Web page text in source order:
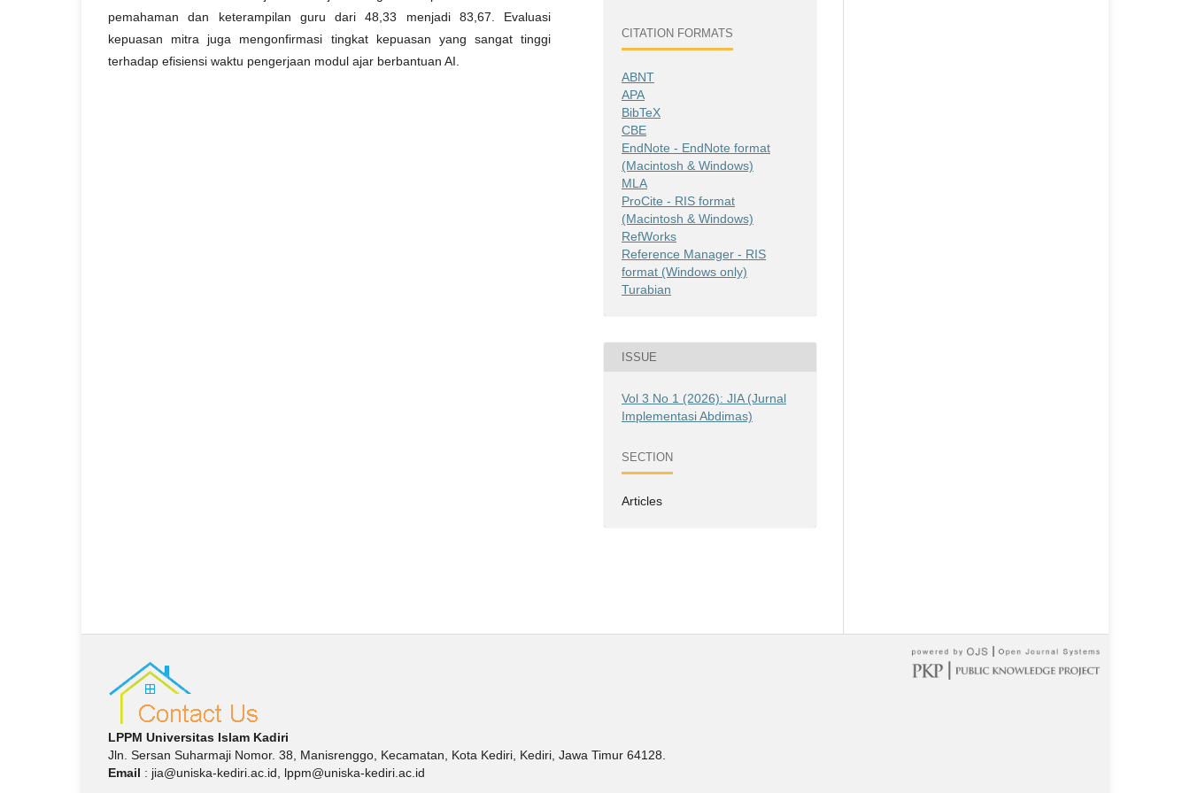
pemahaman dan keterampilan guru dari 48,33 menjadi 83,67. Evaluasi
kepuasan mitra juga mengonfirmasi tingkat kepuasan yang sangat tinggi
terhadap efisiensi waktu pengerjaan modul ajar berbantuan AI.
CITATION FORMATS
ABNT
APA
BibTeX
CBE
EndNote - EndNote format
(Macintosh & Windows)
MLA
ProCite - RIS format
(Macintosh & Windows)
RefWorks
Reference Manager - RIS
format (Windows only)
Turabian
ISSUE
Vol 3 No 1 (2026): JIA (Jurnal
Implementasi Abdimas)
SECTION
Articles
LPPM Universitas Islam Kadiri
Jln. Sersan Suharmaji Nomor. 38, Manisrenggo, Kecamatan, Kota Kediri, Kediri, Jawa Timur 64128.
Email : jia@uniska-kediri.ac.id, lppm@uniska-kediri.ac.id